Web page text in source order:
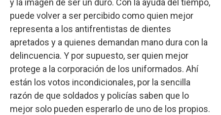
y la imagen de ser un duro. Con la ayuda del tiempo,
puede volver a ser percibido como quien mejor
representa a los antifrentistas de dientes
apretados y a quienes demandan mano dura con la
delincuencia. Y por supuesto, ser quien mejor
protege a la corporación de los uniformados. Ahí
están los votos incondicionales, por la sencilla
razón de que soldados y policías saben que lo
mejor solo pueden esperarlo de uno de los propios.